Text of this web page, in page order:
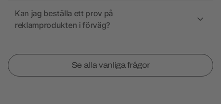
Kan jag beställa ett prov på
reklamprodukten i förväg?
Se alla vanliga frågor